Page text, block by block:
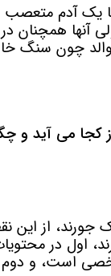
آدم متعصب
آنها همچنان
چون سنگ
می آید و
از این
اول در
است، و